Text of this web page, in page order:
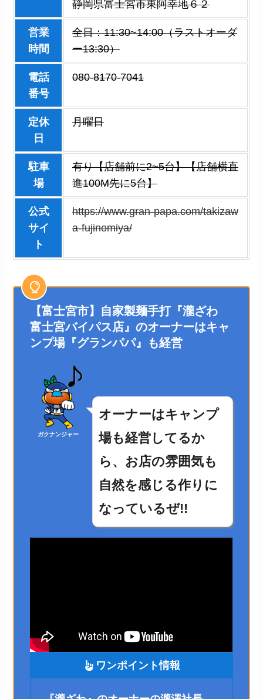
静岡県富士宮市東阿幸地６２
営業
時間
全日：11:30~14:00（ラストオーダ
ー13:30）
電話
番号
080-8170-7041
定休
日
月曜日
駐車
場
有り【店舗前に2~5台】【店舗横直
進100M先に5台】
公式
サイ
ト
https://www.gran-papa.com/takizaw
a-fujinomiya/
【富士宮市】自家製麺手打『瀧ざわ
富士宮バイパス店』のオーナーはキャ
ンプ場『グランパパ』も経営
ガクナンジャー
オーナーはキャンプ
場も経営してるか
ら、お店の雰囲気も
自然を感じる作りに
なっているぜ!!
ワンポイント情報